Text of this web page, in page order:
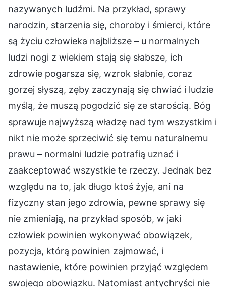
nazywanych ludźmi. Na przykład, sprawy
narodzin, starzenia się, choroby i śmierci, które
są życiu człowieka najbliższe – u normalnych
ludzi nogi z wiekiem stają się słabsze, ich
zdrowie pogarsza się, wzrok słabnie, coraz
gorzej słyszą, zęby zaczynają się chwiać i ludzie
myślą, że muszą pogodzić się ze starością. Bóg
sprawuje najwyższą władzę nad tym wszystkim i
nikt nie może sprzeciwić się temu naturalnemu
prawu – normalni ludzie potrafią uznać i
zaakceptować wszystkie te rzeczy. Jednak bez
względu na to, jak długo ktoś żyje, ani na
fizyczny stan jego zdrowia, pewne sprawy się
nie zmieniają, na przykład sposób, w jaki
człowiek powinien wykonywać obowiązek,
pozycja, którą powinien zajmować, i
nastawienie, które powinien przyjąć względem
swojego obowiązku. Natomiast antychryści nie